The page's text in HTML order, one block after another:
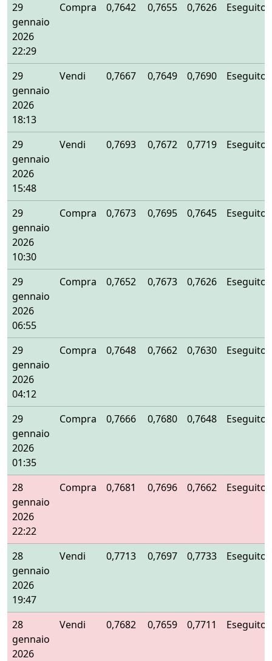
29
gennaio
2026
22:29
Compra 0,7642 0,7655 0,7626 Eseguito
29
gennaio
2026
18:13
Vendi 0,7667 0,7649 0,7690 Eseguito
29
gennaio
2026
15:48
Vendi 0,7693 0,7672 0,7719 Eseguito
29
gennaio
2026
10:30
Compra 0,7673 0,7695 0,7645 Eseguito
29
gennaio
2026
06:55
Compra 0,7652 0,7673 0,7626 Eseguito
29
gennaio
2026
04:12
Compra 0,7648 0,7662 0,7630 Eseguito
29
gennaio
2026
01:35
Compra 0,7666 0,7680 0,7648 Eseguito
28
gennaio
2026
22:22
Compra 0,7681 0,7696 0,7662 Eseguito
28
gennaio
2026
19:47
Vendi 0,7713 0,7697 0,7733 Eseguito
28
gennaio
2026
Vendi 0,7682 0,7659 0,7711 Eseguito